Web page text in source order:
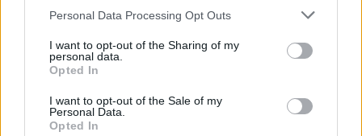
Personal Data Processing Opt Outs
I want to opt-out of the Sharing of my
personal data.
Opted In
I want to opt-out of the Sale of my
Personal Data.
Opted In
Refescar
JComments
PUBLICIDAD